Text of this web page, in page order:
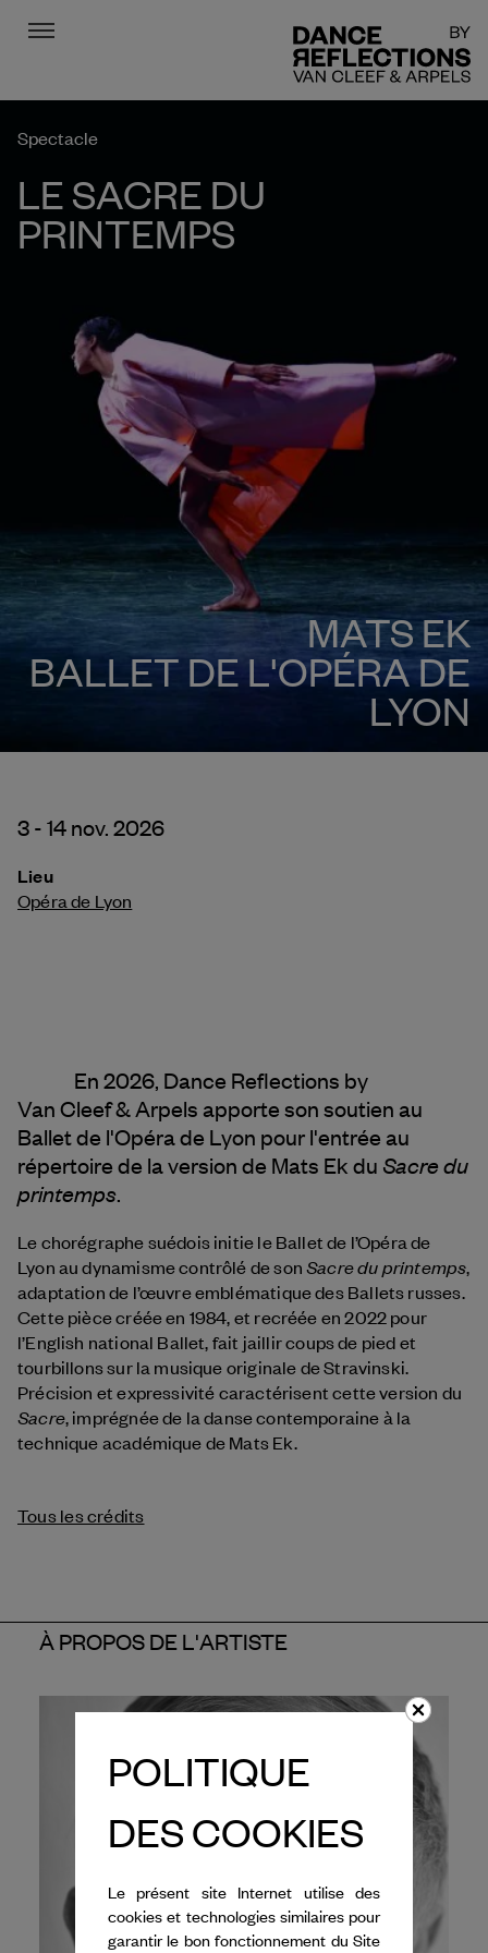
Menu
Spectacle
LE SACRE DU
PRINTEMPS
MATS EK
BALLET DE L'OPÉRA DE
LYON
3 - 14 nov. 2026
Lieu
Opéra de Lyon
En 2026, Dance Reflections by
Van Cleef & Arpels apporte son soutien au
Ballet de l'Opéra de Lyon pour l'entrée au
répertoire de la version de Mats Ek du Sacre du
printemps
Le chorégraphe suédois initie le Ballet de l’Opéra de
Lyon au dynamisme contrôlé de sonSacre du printemps
adaptation de l’œuvre emblématique des Ballets russes.
Cette pièce créée en 1984, et recréée en 2022 pour
l’English national Ballet, fait jaillir coups de pied et
tourbillons sur la musique originale de Stravinski.
Précision et expressivité caractérisent cette version du
Sacre, imprégnée de la danse contemporaine à la
technique académique de Mats Ek.
Tous les crédits
À PROPOS DE L'ARTISTE
POLITIQUE
DES COOKIES
Le présent site Internet utilise des
cookies et technologies similaires pour
garantir le bon fonctionnement du Site